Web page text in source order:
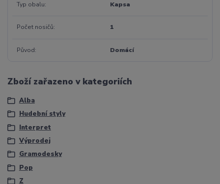
Typ obalu Kapsa
Počet nosičů 1
Původ Domácí
Zboží zařazeno v kategoriích
Alba
Hudební styly
Interpret
Výprodej
Gramodesky
Pop
Z